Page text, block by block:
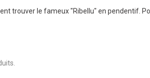
trouver le fameux "Ribellu" en pendentif.